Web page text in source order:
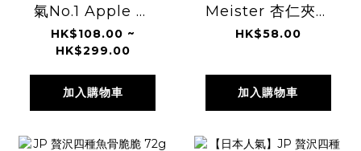
氣No.1 Apple ＆
Butter 烘烤蘋果牛
油費南雪 4945
TK260806
HK$108.00 ~
HK$299.00
加入購物車
Meister 杏仁夾心
脆餅 3個 6521
HK$58.00
加入購物車